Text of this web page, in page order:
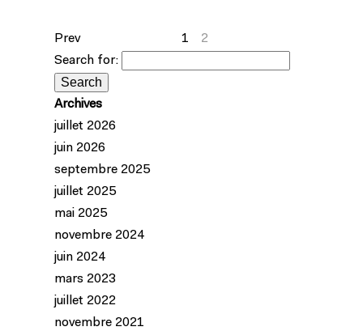
Prev 1
2
Search for:
Archives
juillet 2026
juin 2026
septembre 2025
juillet 2025
mai 2025
novembre 2024
juin 2024
mars 2023
juillet 2022
novembre 2021